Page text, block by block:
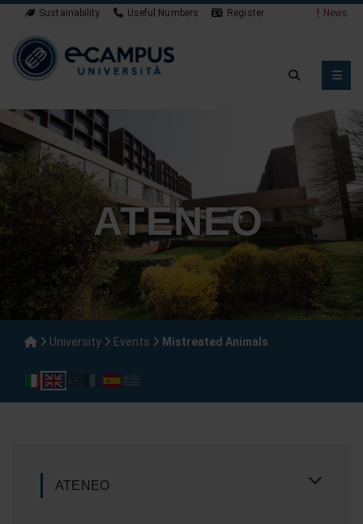
Sustainability Useful Numbers Register News
ATENEO
University Events Mistreated Animals
ATENEO